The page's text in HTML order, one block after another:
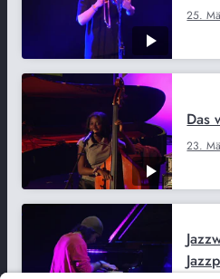
25.
23.
Das